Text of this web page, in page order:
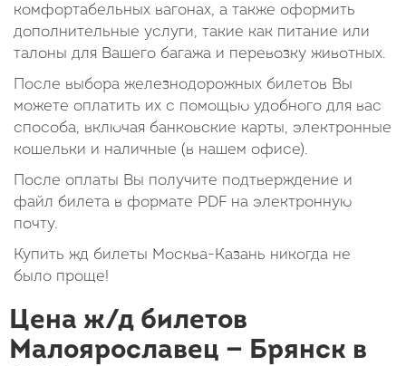
комфортабельных вагонах, а также оформить
дополнительные услуги, такие как питание или
талоны для Вашего багажа и перевозку животных.
После выбора железнодорожных билетов Вы
можете оплатить их с помощью удобного для вас
способа, включая банковские карты, электронные
кошельки и наличные (в нашем офисе).
После оплаты Вы получите подтверждение и
файл билета в формате PDF на электронную
почту.
Купить жд билеты Москва-Казань никогда не
было проще!
Цена ж/д билетов
Малоярославец — Брянск в
31